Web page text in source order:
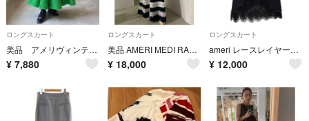
ロングスカート
美品 アメリヴィンテージ カラーボックスプリーツスカート S
¥ 7,880
ロングスカート
美品 AMERI MEDI RANDOM LACE SKIRT
¥ 18,000
ロングスカート
ameri レースレイヤードデニムスカート
¥ 12,000